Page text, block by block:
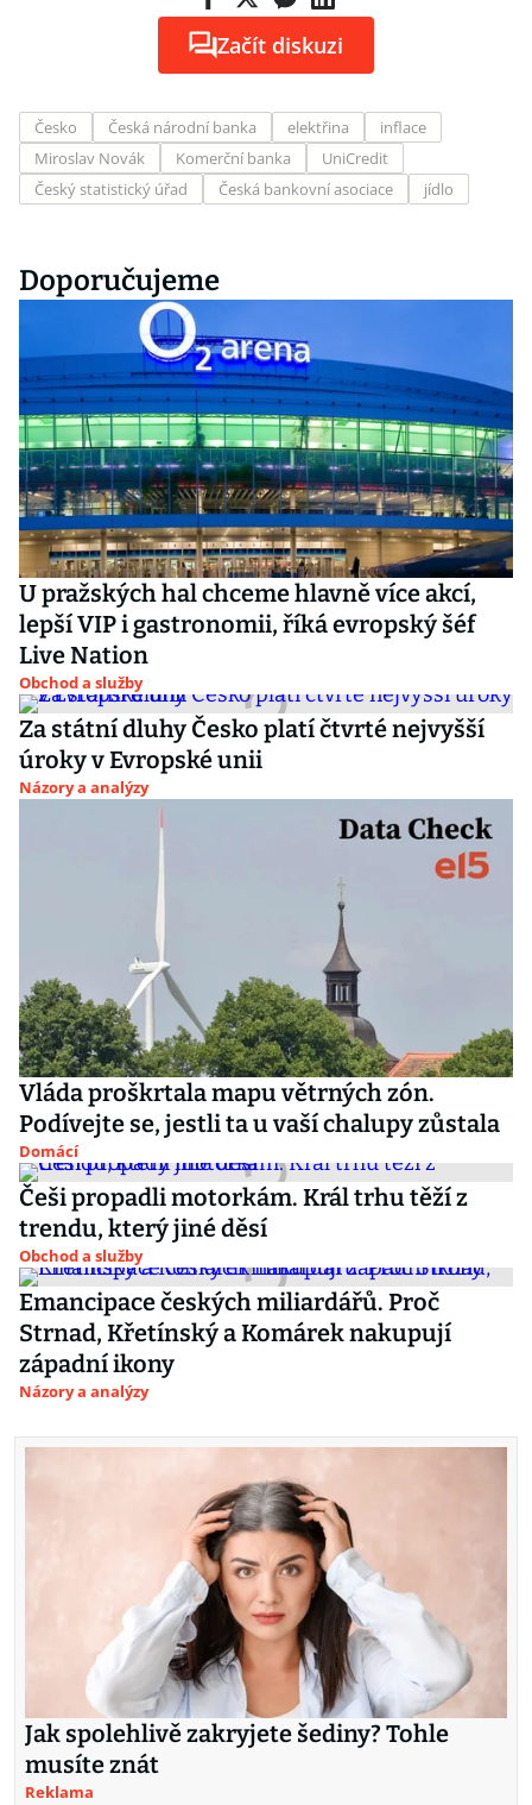
Začít diskuzi
Česko Česká národní banka elektřina
inflace
Miroslav Novák
Komerční banka
UniCredit
Český statistický úřad
Česká bankovní asociace jídlo
Doporučujeme
U pražských hal chceme hlavně více akcí,
lepší VIP i gastronomii, říká evropský šéf
Live Nation
Obchod a služby
Za státní dluhy Česko platí čtvrté nejvyšší
úroky v Evropské unii
Názory a analýzy
Vláda proškrtala mapu větrných zón.
Podívejte se, jestli ta u vaší chalupy zůstala
Domácí
Češi propadli motorkám. Král trhu těží z
trendu, který jiné děsí
Obchod a služby
Emancipace českých miliardářů. Proč
Strnad, Křetínský a Komárek nakupují
západní ikony
Názory a analýzy
Jak spolehlivě zakryjete šediny? Tohle
musíte znát
Reklama